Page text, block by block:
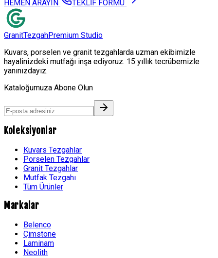
HEMEN ARAYIN TEKLİF FORMU
GranitTezgahPremium Studio
Kuvars, porselen ve granit tezgahlarda uzman ekibimizle
hayalinizdeki mutfağı inşa ediyoruz. 15 yıllık tecrübemizle
yanınızdayız.
Kataloğumuza Abone Olun
Koleksiyonlar
Kuvars Tezgahlar
Porselen Tezgahlar
Granit Tezgahlar
Mutfak Tezgahı
Tüm Ürünler
Markalar
Belenco
Çimstone
Laminam
Neolith